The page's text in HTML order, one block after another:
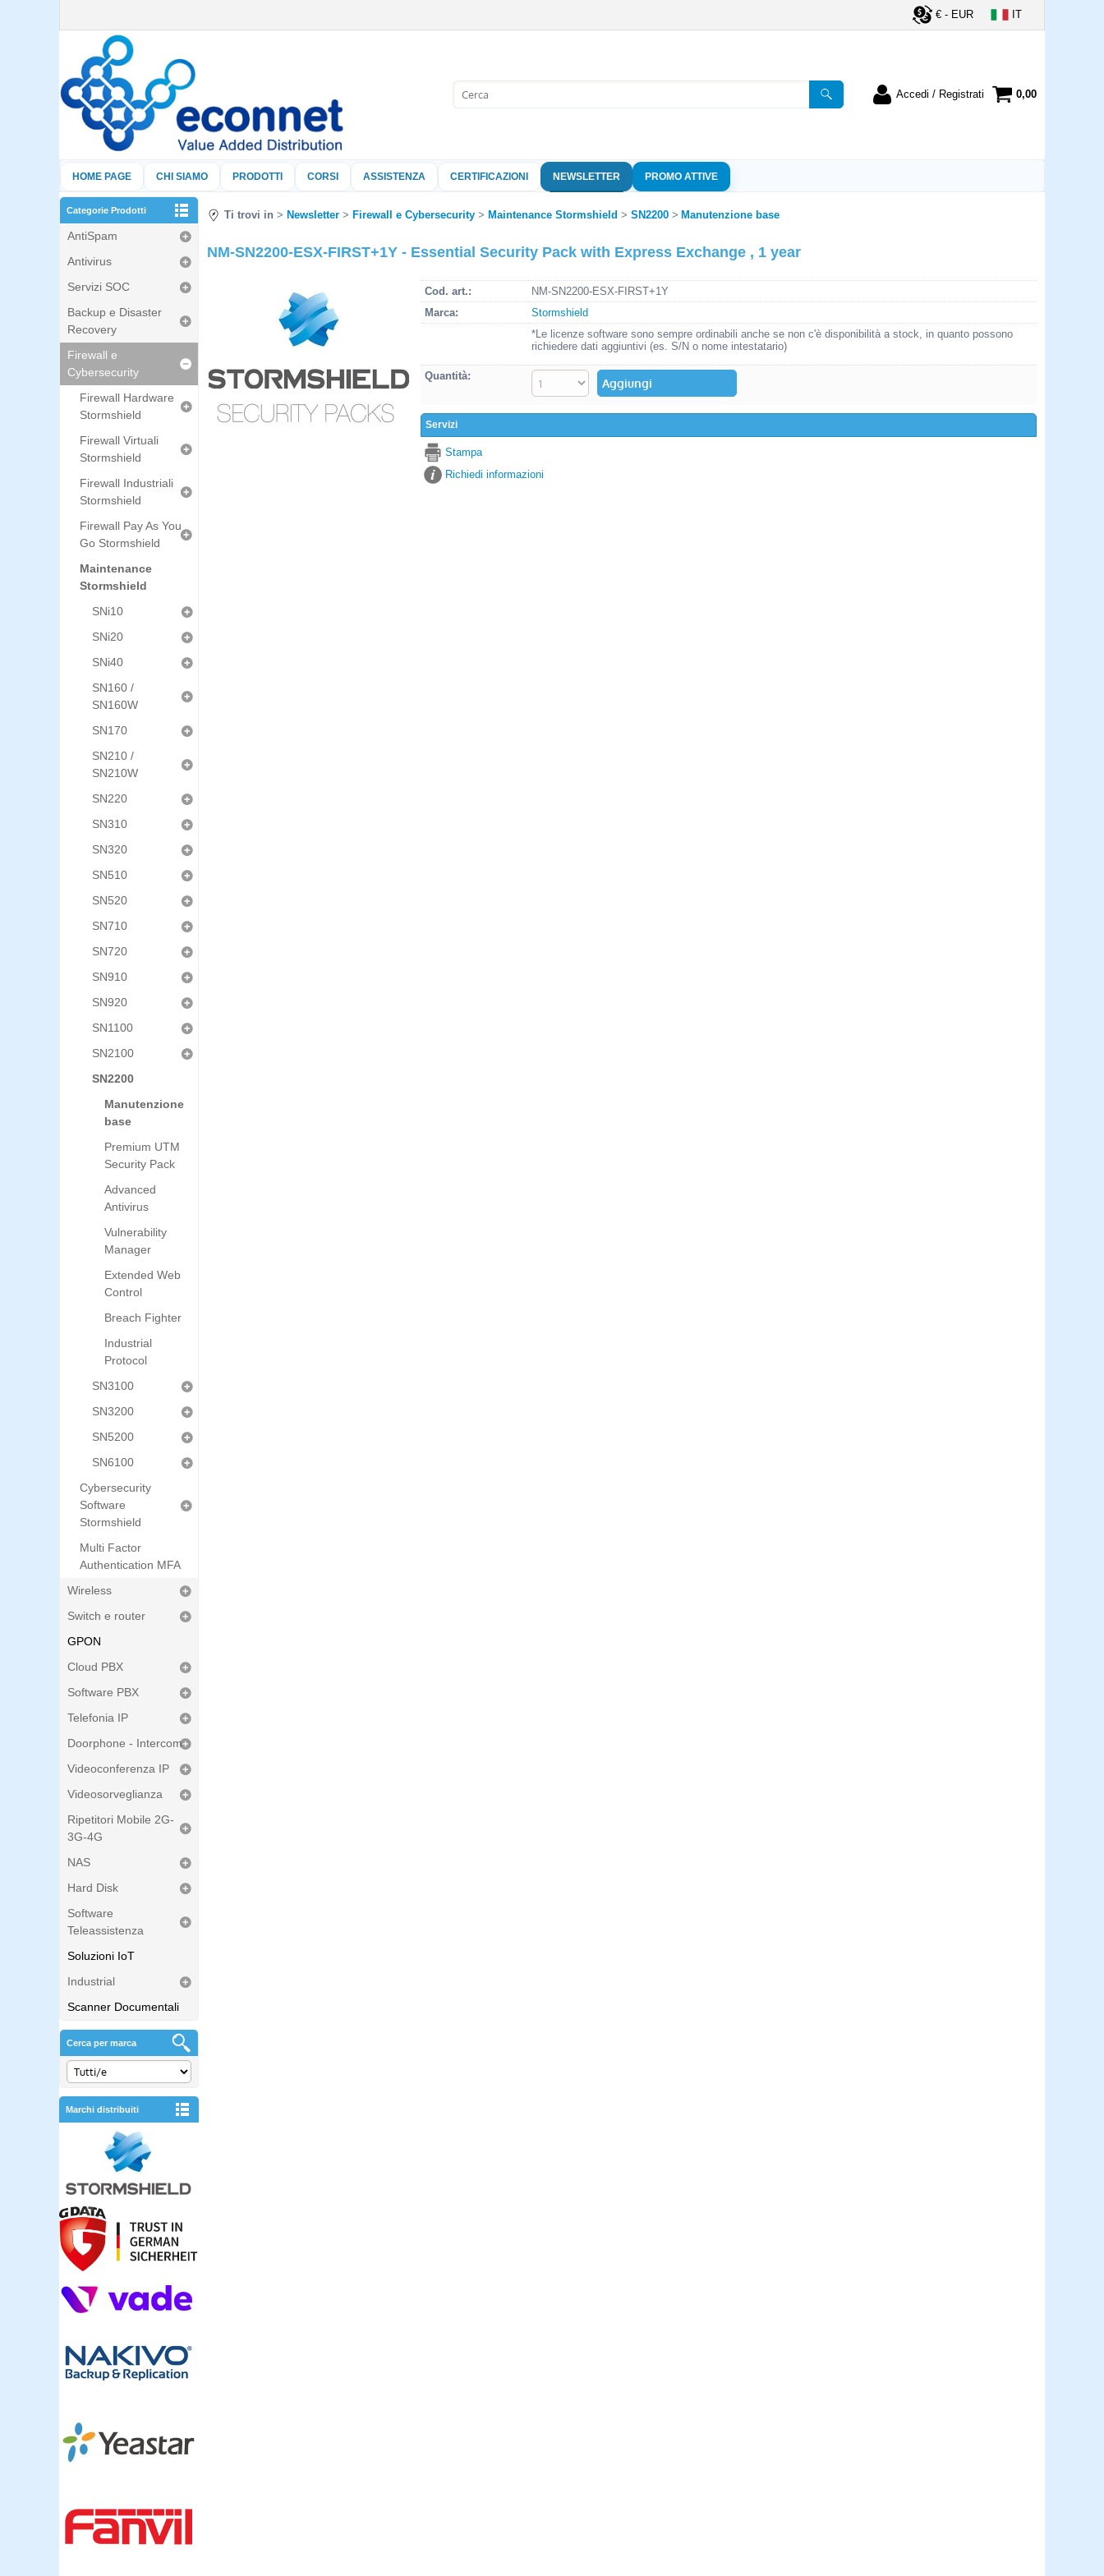
€ - EUR IT
Accedi / Registrati
nome utente e la password e poi
clicca sul pulsante "Accedi"
Nome utente:
Password:
Hai perso la password?
0,00
HOME PAGE CHI SIAMO PRODOTTI CORSI ASSISTENZA CERTIFICAZIONI NEWSLETTER PROMO ATTIVE
Categorie Prodotti
AntiSpam
Antivirus
Servizi SOC
Backup e Disaster
Recovery
Firewall e
Cybersecurity
Firewall Hardware
Stormshield
Firewall Virtuali
Stormshield
Firewall Industriali
Stormshield
Firewall Pay As You
Go Stormshield
Maintenance
Stormshield
SNi10
SNi20
SNi40
SN160 /
SN160W
SN170
SN210 /
SN210W
SN220
SN310
SN320
SN510
SN520
SN710
SN720
SN910
SN920
SN1100
SN2100
SN2200
Manutenzione
base
Premium UTM
Security Pack
Advanced
Antivirus
Vulnerability
Manager
Extended Web
Control
Breach Fighter
Industrial
Protocol
SN3100
SN3200
SN5200
SN6100
Cybersecurity
Software
Stormshield
Multi Factor
Authentication MFA
Wireless
Switch e router
GPON
Cloud PBX
Software PBX
Telefonia IP
Doorphone - Intercom
Videoconferenza IP
Videosorveglianza
Ripetitori Mobile 2G-
3G-4G
NAS
Hard Disk
Software
Teleassistenza
Soluzioni IoT
Industrial
Scanner Documentali
Cerca per marca
Marchi distribuiti
Ti trovi in Newsletter Firewall e Cybersecurity Maintenance Stormshield SN2200 Manutenzione base
NM-SN2200-ESX-FIRST+1Y - Essential Security Pack with Express Exchange , 1 year
Cod. art.:
NM-SN2200-ESX-FIRST+1Y
Marca:
Stormshield
*Le licenze software sono sempre ordinabili anche se non c'è disponibilità a stock, in quanto possono
richiedere dati aggiuntivi (es. S/N o nome intestatario)
Quantità:
Servizi
Stampa
Richiedi informazioni